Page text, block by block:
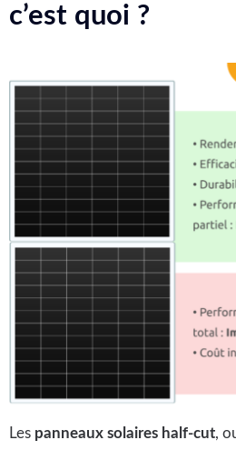
c’est quoi ?
Les panneaux solaires half-cut,